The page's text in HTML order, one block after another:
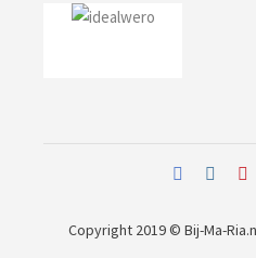
Copyright 2019 © Bij-Ma-